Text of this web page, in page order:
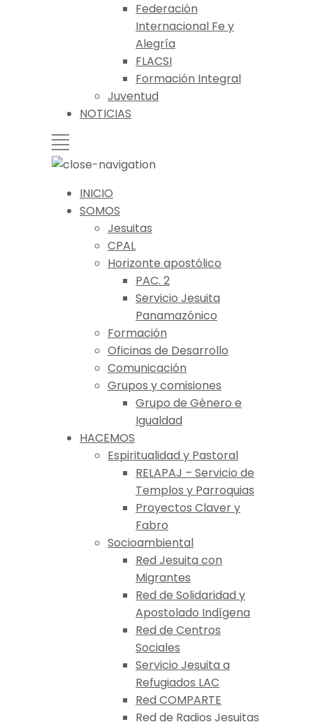
Federación
Internacional Fe y
Alegría
FLACSI
Formación Integral
Juventud
NOTICIAS
INICIO
SOMOS
Jesuitas
CPAL
Horizonte apostólico
PAC. 2
Servicio Jesuita
Panamazónico
Formación
Oficinas de Desarrollo
Comunicación
Grupos y comisiones
Grupo de Género e
Igualdad
HACEMOS
Espiritualidad y Pastoral
RELAPAJ – Servicio de
Templos y Parroquias
Proyectos Claver y
Fabro
Socioambiental
Red Jesuita con
Migrantes
Red de Solidaridad y
Apostolado Indígena
Red de Centros
Sociales
Servicio Jesuita a
Refugiados LAC
Red COMPARTE
Red de Radios Jesuitas